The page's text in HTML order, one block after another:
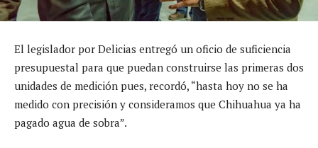
El legislador por Delicias entregó un oficio de suficiencia
presupuestal para que puedan construirse las primeras dos
unidades de medición pues, recordó, “hasta hoy no se ha
medido con precisión y consideramos que Chihuahua ya ha
pagado agua de sobra”.